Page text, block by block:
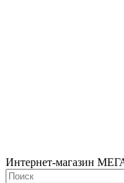
Интернет-магазин